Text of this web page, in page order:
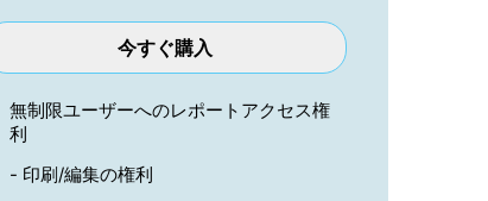
今すぐ購入
無制限ユーザーへのレポートアクセス権
利
- 印刷/編集の権利